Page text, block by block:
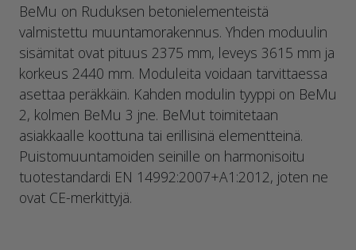
BeMu on Ruduksen betonielementeistä
valmistettu muuntamorakennus. Yhden moduulin
sisämitat ovat pituus 2375 mm, leveys 3615 mm ja
korkeus 2440 mm. Moduleita voidaan tarvittaessa
asettaa peräkkäin. Kahden modulin tyyppi on BeMu
2, kolmen BeMu 3 jne. BeMut toimitetaan
asiakkaalle koottuna tai erillisinä elementteinä.
Puistomuuntamoiden seinille on harmonisoitu
tuotestandardi EN 14992:2007+A1:2012, joten ne
ovat CE-merkittyjä.